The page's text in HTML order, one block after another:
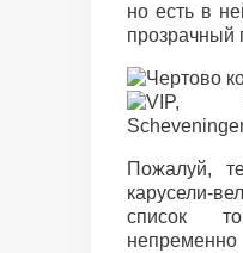
но есть в
прозрачный
Пожалуй,
карусели-
список